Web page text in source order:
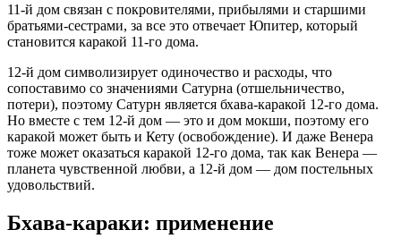
11-й дом связан с покровителями, прибылями и старшими
братьями-сестрами, за все это отвечает Юпитер, который
становится каракой 11-го дома.
12-й дом символизирует одиночество и расходы, что
сопоставимо со значениями Сатурна (отшельничество,
потери), поэтому Сатурн является бхава-каракой 12-го дома.
Но вместе с тем 12-й дом — это и дом мокши, поэтому его
каракой может быть и Кету (освобождение). И даже Венера
тоже может оказаться каракой 12-го дома, так как Венера —
планета чувственной любви, а 12-й дом — дом постельных
удовольствий.
Бхава-караки: применение